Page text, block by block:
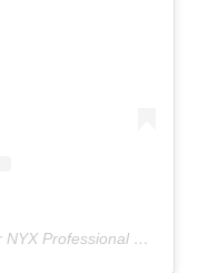
Uma postagem compartilhada por NYX Professional Makeup Sérvia (@nyxcosmetics_serbia)